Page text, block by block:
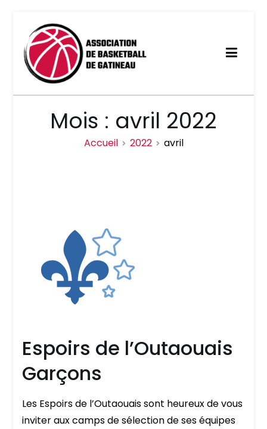
contenu
Association de basketball
de Gatineau
Mois : avril 2022
Accueil 2022 avril
Espoirs de l’Outaouais
Garçons
Les Espoirs de l’Outaouais sont heureux de vous
inviter aux camps de sélection de ses équipes